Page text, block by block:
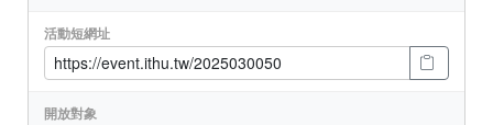
活動短網址
開放對象